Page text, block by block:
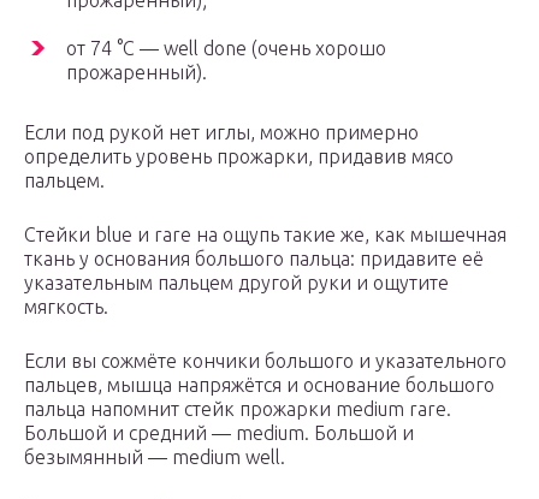
от 74 °С — well done (очень хорошо
прожаренный).
Если под рукой нет иглы, можно примерно
определить уровень прожарки, придавив мясо
пальцем.
Стейки blue и rare на ощупь такие же, как мышечная
ткань у основания большого пальца: придавите её
указательным пальцем другой руки и ощутите
мягкость.
Если вы сожмёте кончики большого и указательного
пальцев, мышца напряжётся и основание большого
пальца напомнит стейк прожарки medium rare.
Большой и средний — medium. Большой и
безымянный — medium well.